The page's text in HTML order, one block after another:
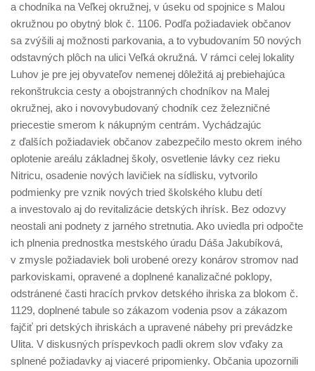
a chodníka na Veľkej okružnej, v úseku od spojnice s Malou
okružnou po obytný blok č. 1106. Podľa požiadaviek občanov
sa zvýšili aj možnosti parkovania, a to vybudovaním 50 nových
odstavných plôch na ulici Veľká okružná. V rámci celej lokality
Luhov je pre jej obyvateľov nemenej dôležitá aj prebiehajúca
rekonštrukcia cesty a obojstranných chodníkov na Malej
okružnej, ako i novovybudovaný chodník cez železničné
priecestie smerom k nákupným centrám. Vychádzajúc
z ďalších požiadaviek občanov zabezpečilo mesto okrem iného
oplotenie areálu základnej školy, osvetlenie lávky cez rieku
Nitricu, osadenie nových lavičiek na sídlisku, vytvorilo
podmienky pre vznik nových tried školského klubu detí
a investovalo aj do revitalizácie detských ihrísk. Bez odozvy
neostali ani podnety z jarného stretnutia. Ako uviedla pri odpočte
ich plnenia prednostka mestského úradu Dáša Jakubíková,
v zmysle požiadaviek boli urobené orezy konárov stromov nad
parkoviskami, opravené a doplnené kanalizačné poklopy,
odstránené časti hracích prvkov detského ihriska za blokom č.
1129, doplnené tabule so zákazom vodenia psov a zákazom
fajčiť pri detských ihriskách a upravené nábehy pri prevádzke
Ulita. V diskusných príspevkoch padli okrem slov vďaky za
splnené požiadavky aj viaceré pripomienky. Občania upozornili